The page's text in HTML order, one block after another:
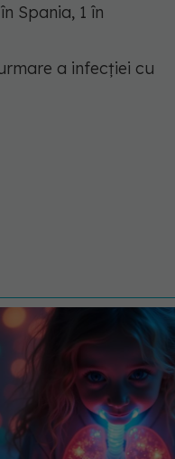
Spania, 1 în
a infecției cu